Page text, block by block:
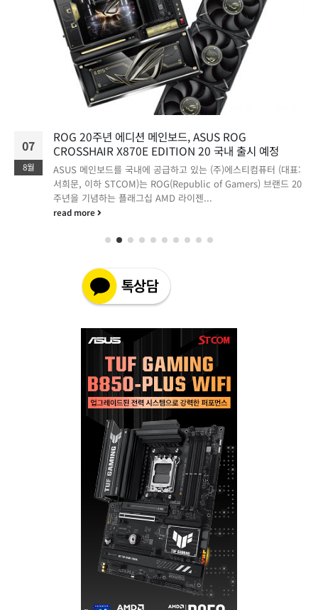
07
8월
ROG 20주년 에디션 메인보드, ASUS ROG
CROSSHAIR X870E EDITION 20 국내 출시 예정
ASUS 메인보드를 국내에 공급하고 있는 (주)에스티컴퓨터 (대표:
서희문, 이하 STCOM)는 ROG(Republic of Gamers) 브랜드 20
주년을 기념하는 플래그십 AMD 라이젠...
read more